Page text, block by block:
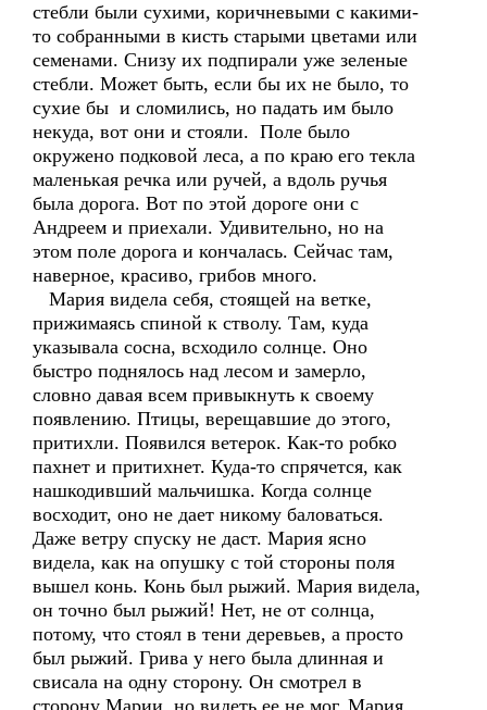
стебли были сухими, коричневыми с какими-
то собранными в кисть старыми цветами или
семенами. Снизу их подпирали уже зеленые
стебли. Может быть, если бы их не было, то
сухие бы и сломились, но падать им было
некуда, вот они и стояли. Поле было
окружено подковой леса, а по краю его текла
маленькая речка или ручей, а вдоль ручья
была дорога. Вот по этой дороге они с
Андреем и приехали. Удивительно, но на
этом поле дорога и кончалась. Сейчас там,
наверное, красиво, грибов много.
Мария видела себя, стоящей на ветке,
прижимаясь спиной к стволу. Там, куда
указывала сосна, всходило солнце. Оно
быстро поднялось над лесом и замерло,
словно давая всем привыкнуть к своему
появлению. Птицы, верещавшие до этого,
притихли. Появился ветерок. Как-то робко
пахнет и притихнет. Куда-то спрячется, как
нашкодивший мальчишка. Когда солнце
восходит, оно не дает никому баловаться.
Даже ветру спуску не даст. Мария ясно
видела, как на опушку с той стороны поля
вышел конь. Конь был рыжий. Мария видела,
он точно был рыжий! Нет, не от солнца,
потому, что стоял в тени деревьев, а просто
был рыжий. Грива у него была длинная и
свисала на одну сторону. Он смотрел в
сторону Марии, но видеть ее не мог. Мария